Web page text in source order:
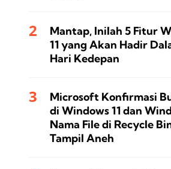
Mantap, Inilah 5 Fitur
11 yang Akan Hadir
Hari Kedepan
Microsoft Konfirmasi
di Windows 11 dan
Nama File di Recycle
Tampil Aneh